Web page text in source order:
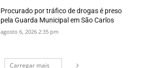
Procurado por tráfico de drogas é preso
pela Guarda Municipal em São Carlos
agosto 6, 2026 2:35 pm
Carregar mais